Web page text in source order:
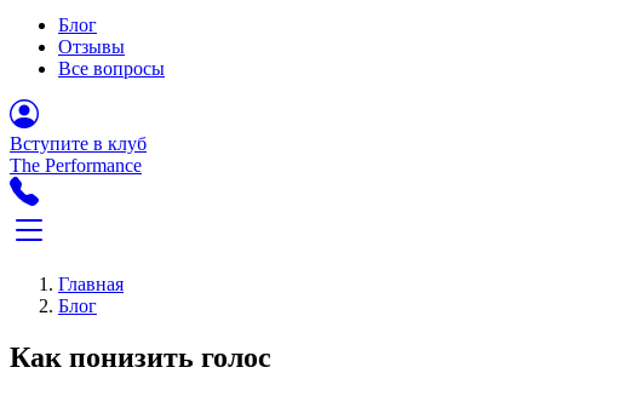
Блог
Отзывы
Все вопросы
Вступите в клуб
The Performance
Главная
Блог
Как понизить голос